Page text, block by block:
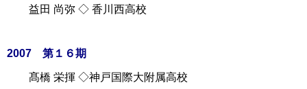
益田 尚弥 ◇ 香川西高校
2007 第１６期
髙橋 栄揮 ◇神戸国際大附属高校